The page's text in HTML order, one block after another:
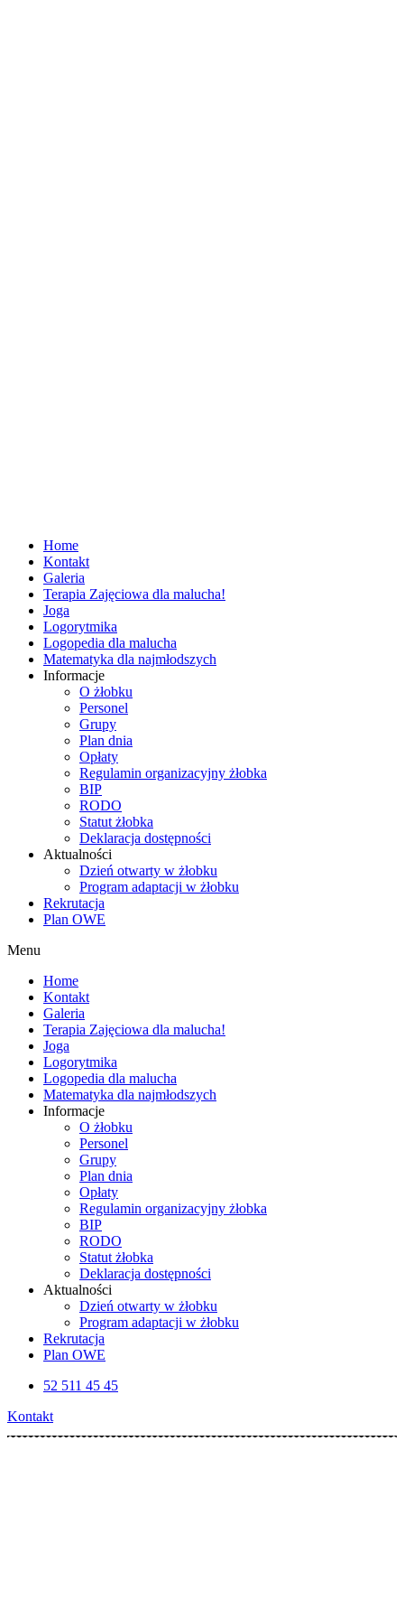
Home
Kontakt
Galeria
Terapia Zajęciowa dla malucha!
Joga
Logorytmika
Logopedia dla malucha
Matematyka dla najmłodszych
Informacje
O żłobku
Personel
Grupy
Plan dnia
Opłaty
Regulamin organizacyjny żłobka
BIP
RODO
Statut żłobka
Deklaracja dostępności
Aktualności
Dzień otwarty w żłobku
Program adaptacji w żłobku
Rekrutacja
Plan OWE
Menu
Home
Kontakt
Galeria
Terapia Zajęciowa dla malucha!
Joga
Logorytmika
Logopedia dla malucha
Matematyka dla najmłodszych
Informacje
O żłobku
Personel
Grupy
Plan dnia
Opłaty
Regulamin organizacyjny żłobka
BIP
RODO
Statut żłobka
Deklaracja dostępności
Aktualności
Dzień otwarty w żłobku
Program adaptacji w żłobku
Rekrutacja
Plan OWE
52 511 45 45
Kontakt